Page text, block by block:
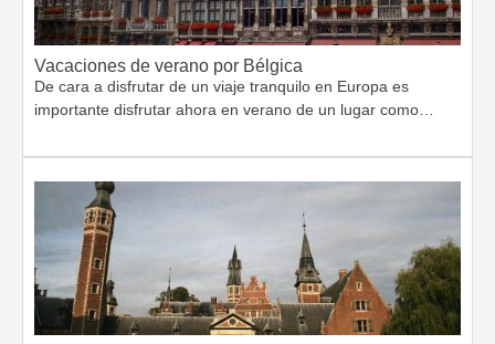
Vacaciones de verano por Bélgica
De cara a disfrutar de un viaje tranquilo en Europa es
importante disfrutar ahora en verano de un lugar como…